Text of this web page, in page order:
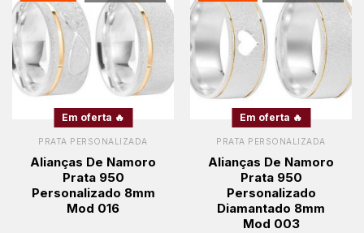
Em oferta 🔥
PRATA PERSONALIZADA
Alianças De Namoro
Prata 950
Personalizado 8mm
Mod 016
Em oferta 🔥
PRATA PERSONALIZADA
Alianças De Namoro
Prata 950
Personalizado
Diamantado 8mm
Mod 003